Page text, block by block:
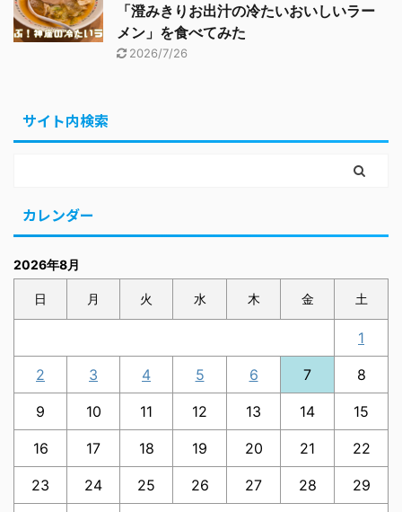
「澄みきりお出汁の冷たいおいしいラー
メン」を食べてみた
2026/7/26
サイト内検索
カレンダー
2026年8月
日 月 火 水 木 金 土
1
2 3 4 5 6 7 8
9 10 11 12 13 14 15
16 17 18 19 20 21 22
23 24 25 26 27 28 29